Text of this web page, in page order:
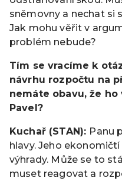
sněmovny a nechat si
Jak mohu věřit v
problém nebude?
Tím se vracíme k
návrhu rozpočtu na
nemáte obavu, že
Pavel?
Kuchař (STAN): Panu
hlavy. Jeho
výhrady. Může se to
muset reagovat a